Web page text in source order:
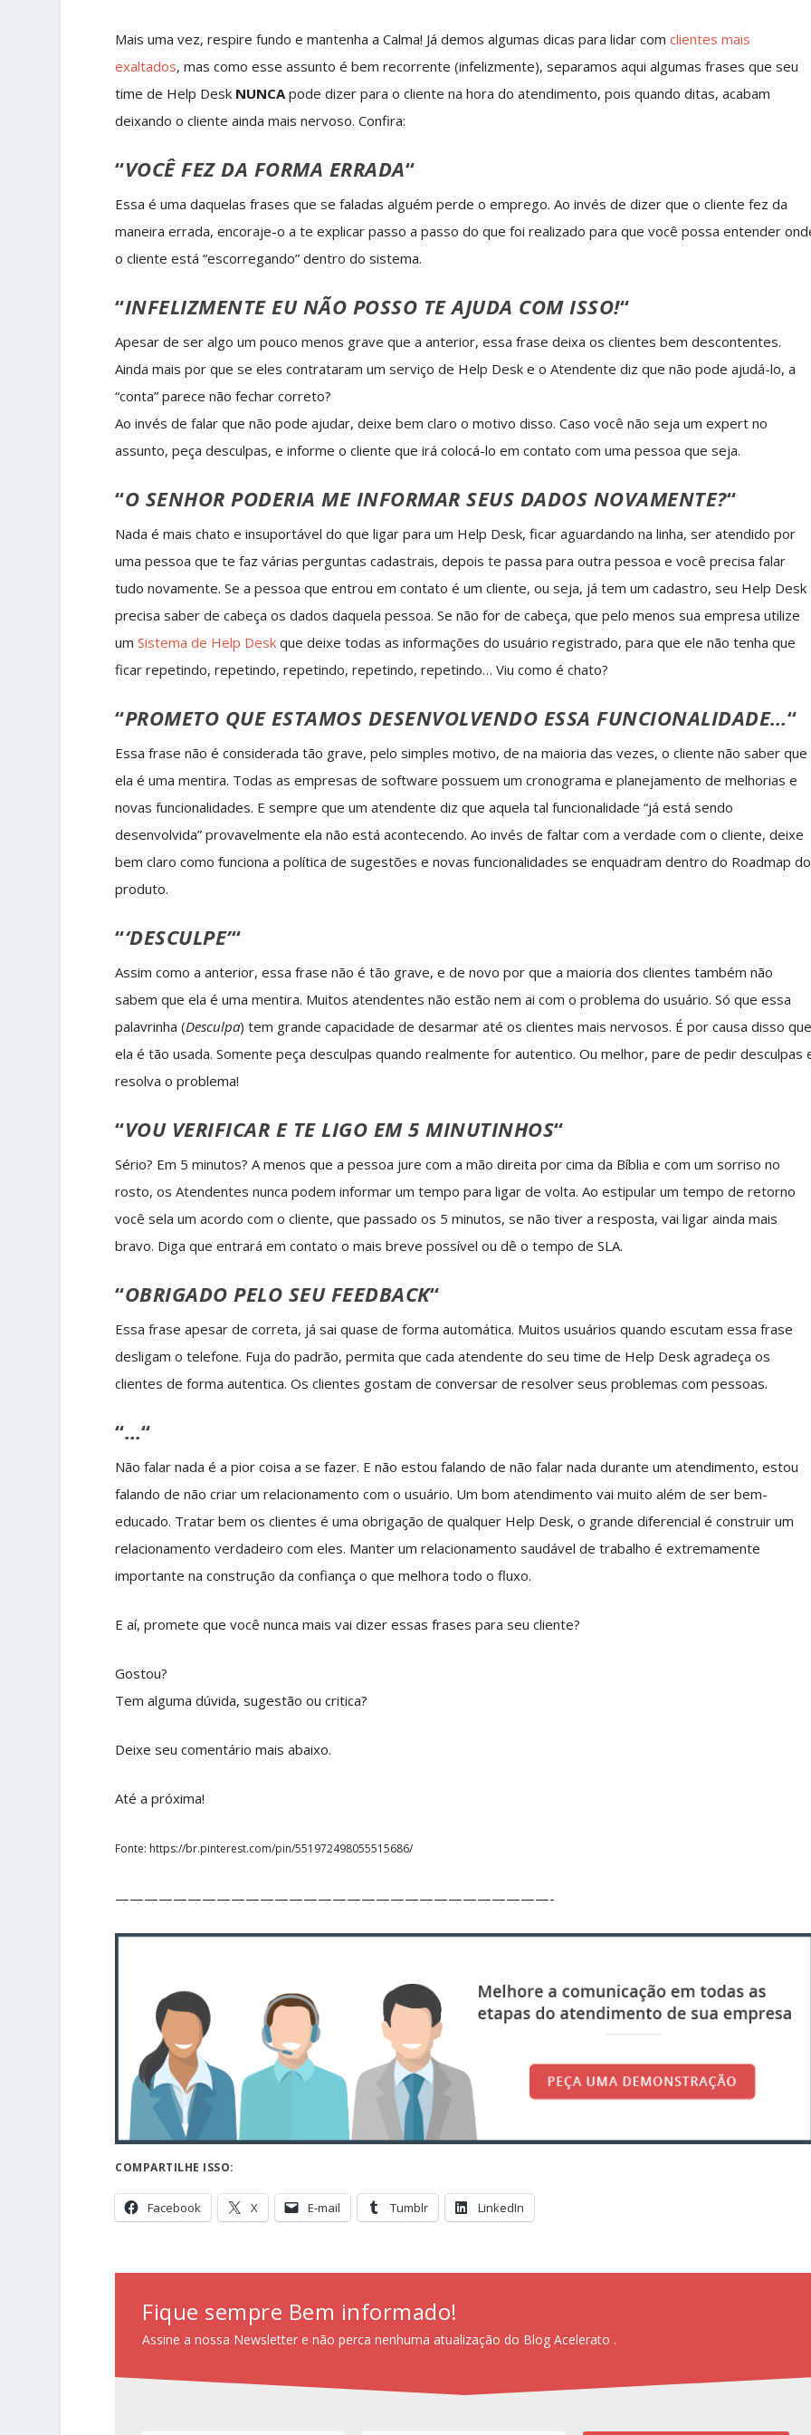
Mais uma vez, respire fundo e mantenha a Calma! Já demos algumas dicas para lidar comclientes mais
exaltados, mas como esse assunto é bem recorrente (infelizmente), separamos aqui algumas frases que seu
time de Help Desk NUNCA pode dizer para o cliente na hora do atendimento, pois quando ditas, acabam
deixando o cliente ainda mais nervoso. Confira:
“VOCÊ FEZ DA FORMA ERRADA“
Essa é uma daquelas frases que se faladas alguém perde o emprego. Ao invés de dizer que o cliente fez da
maneira errada, encoraje-o a te explicar passo a passo do que foi realizado para que você possa entender
o cliente está “escorregando” dentro do sistema.
“INFELIZMENTE EU NÃO POSSO TE AJUDA COM ISSO!“
Apesar de ser algo um pouco menos grave que a anterior, essa frase deixa os clientes bem descontentes.
Ainda mais por que se eles contrataram um serviço de Help Desk e o Atendente diz que não pode ajudá-lo, a
“conta” parece não fechar correto?
Ao invés de falar que não pode ajudar, deixe bem claro o motivo disso. Caso você não seja um expert no
assunto, peça desculpas, e informe o cliente que irá colocá-lo em contato com uma pessoa que seja.
“O SENHOR PODERIA ME INFORMAR SEUS DADOS NOVAMENTE?“
Nada é mais chato e insuportável do que ligar para um Help Desk, ficar aguardando na linha, ser atendido por
uma pessoa que te faz várias perguntas cadastrais, depois te passa para outra pessoa e você precisa falar
tudo novamente. Se a pessoa que entrou em contato é um cliente, ou seja, já tem um cadastro, seu Help Desk
precisa saber de cabeça os dados daquela pessoa. Se não for de cabeça, que pelo menos sua empresa utilize
umSistema de Help Desk que deixe todas as informações do usuário registrado, para que ele não tenha que
ficar repetindo, repetindo, repetindo, repetindo, repetindo… Viu como é chato?
“PROMETO QUE ESTAMOS DESENVOLVENDO ESSA FUNCIONALIDADE…“
Essa frase não é considerada tão grave, pelo simples motivo, de na maioria das vezes, o cliente não saber que
ela é uma mentira. Todas as empresas de software possuem um cronograma e planejamento de melhorias e
novas funcionalidades. E sempre que um atendente diz que aquela tal funcionalidade “já está sendo
desenvolvida” provavelmente ela não está acontecendo. Ao invés de faltar com a verdade com o cliente, deixe
bem claro como funciona a política de sugestões e novas funcionalidades se enquadram dentro do Roadmap do
produto.
“‘DESCULPE’“
Assim como a anterior, essa frase não é tão grave, e de novo por que a maioria dos clientes também não
sabem que ela é uma mentira. Muitos atendentes não estão nem ai com o problema do usuário. Só que essa
palavrinha (Desculpa) tem grande capacidade de desarmar até os clientes mais nervosos. É por causa disso que
ela é tão usada. Somente peça desculpas quando realmente for autentico. Ou melhor, pare de pedir desculpas
resolva o problema!
“VOU VERIFICAR E TE LIGO EM 5 MINUTINHOS“
Sério? Em 5 minutos? A menos que a pessoa jure com a mão direita por cima da Bíblia e com um sorriso no
rosto, os Atendentes nunca podem informar um tempo para ligar de volta. Ao estipular um tempo de retorno
você sela um acordo com o cliente, que passado os 5 minutos, se não tiver a resposta, vai ligar ainda mais
bravo. Diga que entrará em contato o mais breve possível ou dê o tempo de SLA.
“OBRIGADO PELO SEU FEEDBACK“
Essa frase apesar de correta, já sai quase de forma automática. Muitos usuários quando escutam essa frase
desligam o telefone. Fuja do padrão, permita que cada atendente do seu time de Help Desk agradeça os
clientes de forma autentica. Os clientes gostam de conversar de resolver seus problemas com pessoas.
“…“
Não falar nada é a pior coisa a se fazer. E não estou falando de não falar nada durante um atendimento, estou
falando de não criar um relacionamento com o usuário. Um bom atendimento vai muito além de ser bem-
educado. Tratar bem os clientes é uma obrigação de qualquer Help Desk, o grande diferencial é construir um
relacionamento verdadeiro com eles. Manter um relacionamento saudável de trabalho é extremamente
importante na construção da confiança o que melhora todo o fluxo.
E aí, promete que você nunca mais vai dizer essas frases para seu cliente?
Gostou?
Tem alguma dúvida, sugestão ou critica?
Deixe seu comentário mais abaixo.
Até a próxima!
Fonte: https://br.pinterest.com/pin/551972498055515686/
——————————————————————————————-
COMPARTILHE ISSO:
Facebook X E-mail Tumblr LinkedIn
Fique sempre Bem informado!
Assine a nossa Newsletter e não perca nenhuma atualização do Blog Acelerato .